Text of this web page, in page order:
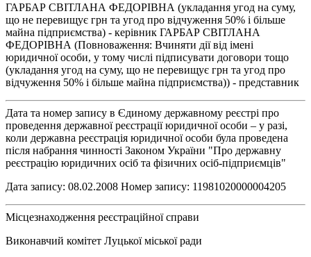
ГАРБАР СВІТЛАНА ФЕДОРІВНА (укладання угод на суму,
що не перевищує грн та угод про відчуження 50% і більше
майна підприємства) - керівник ГАРБАР СВІТЛАНА
ФЕДОРІВНА (Повноваження: Вчиняти дії від імені
юридичної особи, у тому числі підписувати договори тощо
(укладання угод на суму, що не перевищує грн та угод про
відчуження 50% і більше майна підприємства)) - представник
Дата та номер запису в Єдиному державному реєстрі про
проведення державної реєстрації юридичної особи – у разі,
коли державна реєстрація юридичної особи була проведена
після набрання чинності Законом України "Про державну
реєстрацію юридичних осіб та фізичних осіб-підприємців"
Дата запису: 08.02.2008 Номер запису: 11981020000004205
Місцезнаходження реєстраційної справи
Виконавчий комітет Луцької міської ради